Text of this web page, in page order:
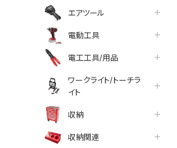
エアツール
電動工具
電工工具/用品
ワークライト/トーチラ
イト
収納
収納関連